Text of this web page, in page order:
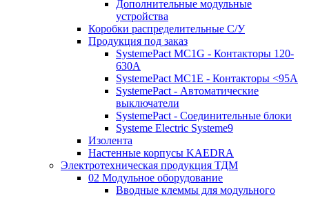
Дополнительные модульные
устройства
Коробки распределительные C/У
Продукция под заказ
SystemePact MC1G - Контакторы 120-
630A
SystemePact MC1E - Контакторы <95A
SystemePact - Автоматические
выключатели
SystemePact - Соединительные блоки
Systeme Electric Systeme9
Изолента
Настенные корпусы KAEDRA
Электротехническая продукция ТДМ
02 Модульное оборудование
Вводные клеммы для модульного